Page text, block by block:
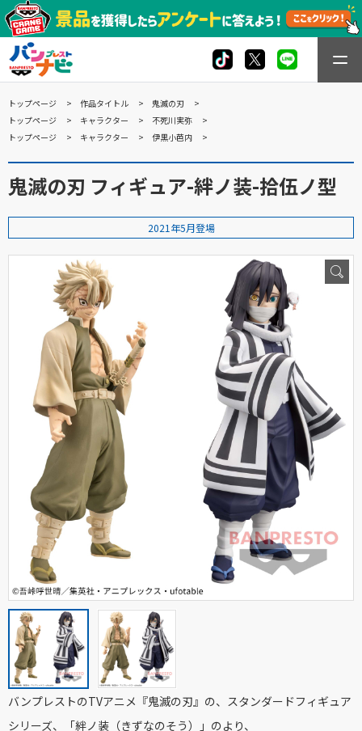
トップページ 作品タイトル
鬼滅の刃
トップページ
キャラクター
不死川実弥
トップページ
キャラクター 伊黒小芭内
鬼滅の刃 フィギュア-絆ノ装-拾伍ノ型
2021年5月登場
バンプレストのTVアニメ『鬼滅の刃』の、スタンダードフィギュア
シリーズ、「絆ノ装（きずなのそう）」のより、